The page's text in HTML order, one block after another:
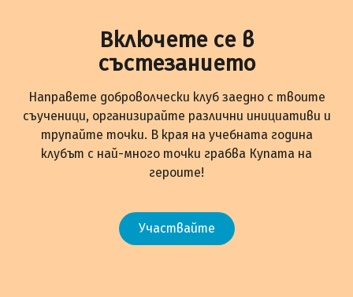
Включете се в
състезанието
Направете доброволчески клуб заедно с твоите
съученици, организирайте различни инициативи и
трупайте точки. В края на учебната година
клубът с най-много точки грабва Купата на
героите!
Участвайте